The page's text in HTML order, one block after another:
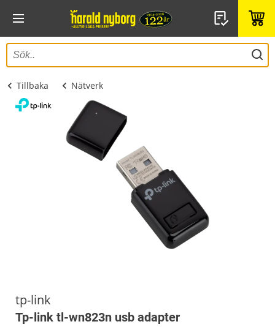
Tillbaka Nätverk
tp-link
Tp-link tl-wn823n usb adapter